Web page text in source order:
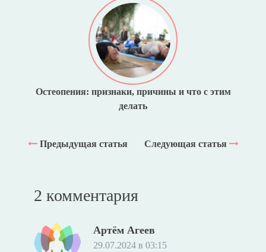
Остеопения: признаки, причины и что с этим
делать
Предыдущая статья Следующая статья
2 комментария
Артём Агеев
29.07.2024 в 03:15